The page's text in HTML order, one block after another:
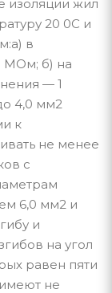
изоляции жил
20 0С и
в
МОм; б) на
— 1
4,0 мм2
к
не менее
с
6,0 мм2 и
и
на угол
равен пяти
не